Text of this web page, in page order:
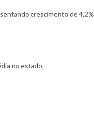
crescimento de 4,2%
no estado.